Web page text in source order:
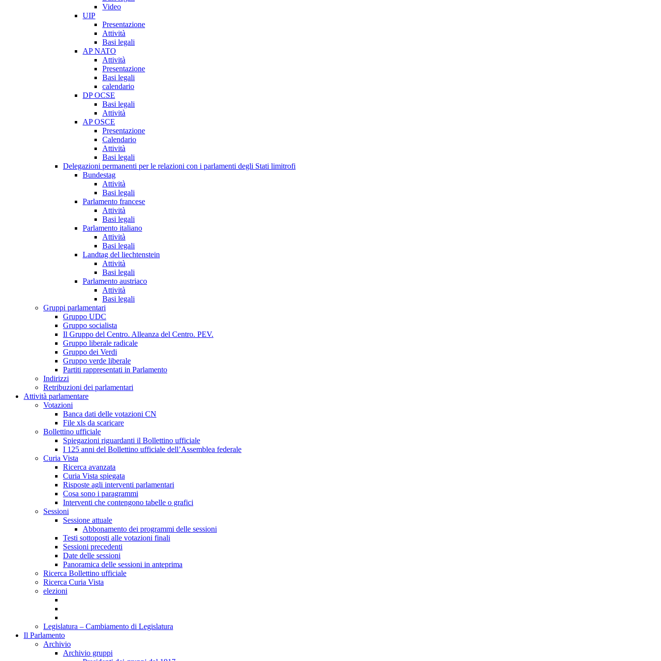
Video
UIP
Presentazione
Attività
Basi legali
AP NATO
Attività
Presentazione
Basi legali
calendario
DP OCSE
Basi legali
Attività
AP OSCE
Presentazione
Calendario
Attività
Basi legali
Delegazioni permanenti per le relazioni con i parlamenti degli Stati limitrofi
Bundestag
Attività
Basi legali
Parlamento francese
Attività
Basi legali
Parlamento italiano
Attività
Basi legali
Landtag del liechtenstein
Attività
Basi legali
Parlamento austriaco
Attività
Basi legali
Gruppi parlamentari
Gruppo UDC
Gruppo socialista
Il Gruppo del Centro. Alleanza del Centro. PEV.
Gruppo liberale radicale
Gruppo dei Verdi
Gruppo verde liberale
Partiti rappresentati in Parlamento
Indirizzi
Retribuzioni dei parlamentari
Attività parlamentare
Votazioni
Banca dati delle votazioni CN
File xls da scaricare
Bollettino ufficiale
Spiegazioni riguardanti il Bollettino ufficiale
I 125 anni del Bollettino ufficiale dell’Assemblea federale
Curia Vista
Ricerca avanzata
Curia Vista spiegata
Risposte agli interventi parlamentari
Cosa sono i paragrammi
Interventi che contengono tabelle o grafici
Sessioni
Sessione attuale
Abbonamento dei programmi delle sessioni
Testi sottoposti alle votazioni finali
Sessioni precedenti
Date delle sessioni
Panoramica delle sessioni in anteprima
Ricerca Bollettino ufficiale
Ricerca Curia Vista
elezioni
Legislatura – Cambiamento di Legislatura
Il Parlamento
Archivio
Archivio gruppi